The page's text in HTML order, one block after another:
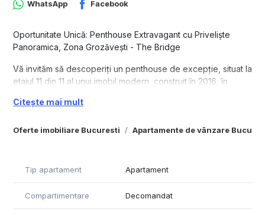
Oferte imobiliare Bucuresti Apartamente de vânzare
WhatsApp Facebook
Oportunitate Unică: Penthouse Extravagant cu Priveliște
Panoramica, Zona Grozăvești - The Bridge
Vă invităm să descoperiți un penthouse de excepție, situat la
etajul 11 din 11 al unui imobil modern, construit în 2016, în
Această proprietate spectaculoasă oferă o combinație rară
personalizare.
Suprafață utilă masivă: Cele 4 camere se desfășoară pe o
de locuit rar întâlnit. Fiecare colț al acestui penthouse este
gândit să ofere confort și funcționalitate.
Citește mai mult
Tip apartament Apartament
Compartimentare Decomandat